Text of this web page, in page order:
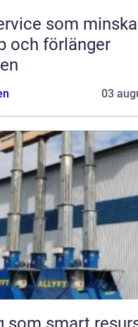
som
och förlänger
03